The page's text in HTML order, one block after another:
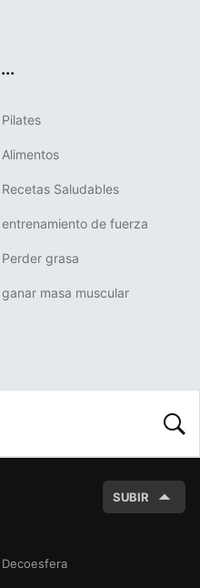
Pilates
Alimentos
Recetas Saludables
entrenamiento de fuerza
Perder grasa
ganar masa muscular
SUBIR
Decoesfera